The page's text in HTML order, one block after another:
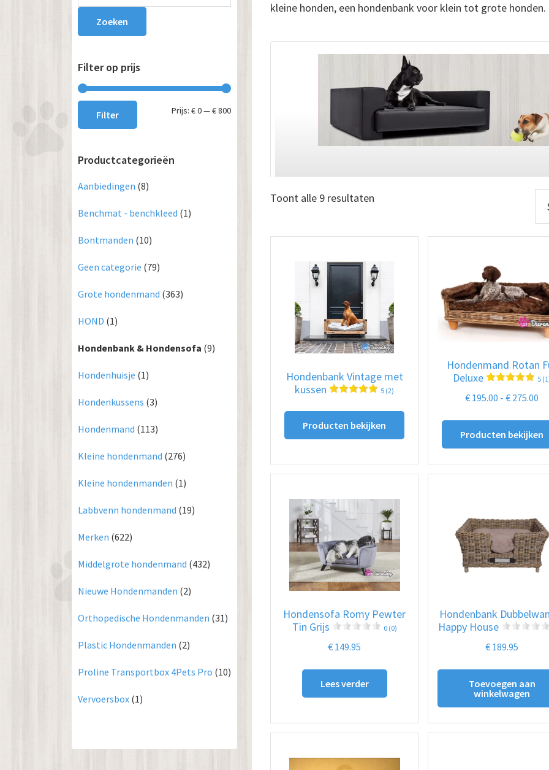
kleine honden, een hondenbank voor klein tot grote honden.
Toont alle 9 resultaten
prijs:
naar
hoog
Hondenbank Vintage met
kussen
5 (2)
Producten bekijken
Hondenmand Rotan
Deluxe
5
€ 195.00 - € 275.00
Producten bekijken
Hondensofa Romy Pewter
Tin Grijs
0 (0)
€ 149.95
Lees verder
Hondenbank
Happy House
€ 189.95
Toevoegen aan
winkelwagen
Zoeken
Filter op prijs
Min.
Max.
Filter Prijs: € 0—€ 800
Productcategorieën
Aanbiedingen (8)
Benchmat - benchkleed (1)
Bontmanden (10)
Geen categorie (79)
Grote hondenmand (363)
HOND (1)
Hondenbank & Hondensofa (9)
Hondenhuisje (1)
Hondenkussens (3)
Hondenmand (113)
Kleine hondenmand (276)
Kleine hondenmanden (1)
Labbvenn hondenmand (19)
Merken (622)
Middelgrote hondenmand (432)
Nieuwe Hondenmanden (2)
Orthopedische Hondenmanden (31)
Plastic Hondenmanden (2)
Proline Transportbox 4Pets Pro (10)
Vervoersbox (1)